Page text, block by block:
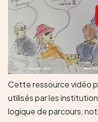
Cette ressource vidéo
utilisés par les
logique de parcours,